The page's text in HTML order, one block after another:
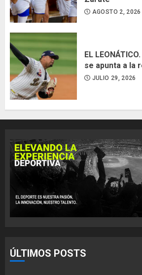
AGOSTO 2, 2026
EL
se apunta a la
JULIO 29, 2026
ÚLTIMOS POSTS